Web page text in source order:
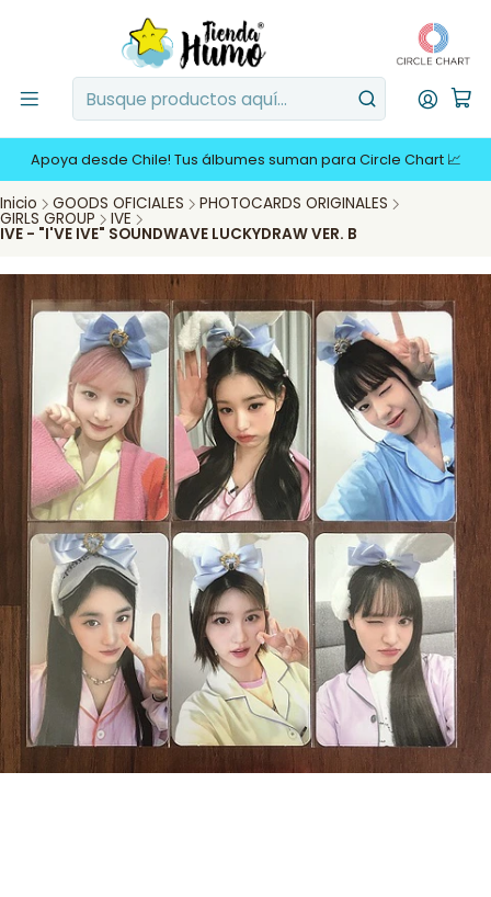
Apoya desde Chile! Tus álbumes suman para Circle Chart 📈
Inicio GOODS OFICIALES PHOTOCARDS ORIGINALES
GIRLS GROUP IVE
IVE - "I'VE IVE" SOUNDWAVE LUCKYDRAW VER. B